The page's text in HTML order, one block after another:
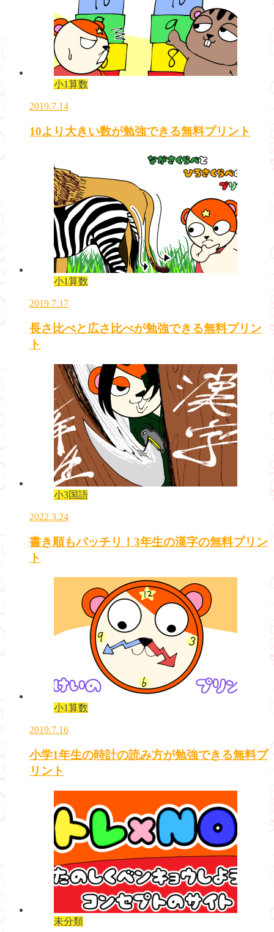
小1算数
2019.7.14
10より大きい数が勉強できる無料プリント
小1算数
2019.7.17
長さ比べと広さ比べが勉強できる無料プリン
ト
小3国語
2022.3.24
書き順もバッチリ！3年生の漢字の無料プリン
ト
小1算数
2019.7.16
小学1年生の時計の読み方が勉強できる無料プ
リント
未分類